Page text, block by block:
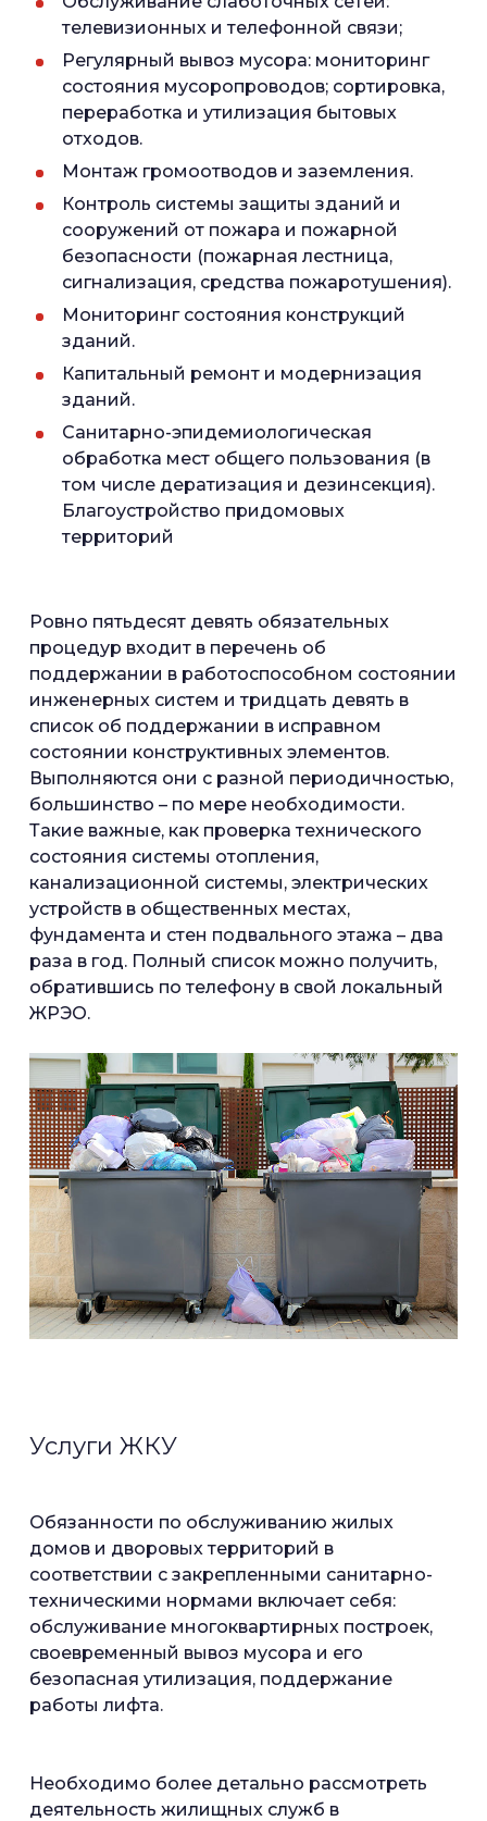
телевизионных и телефонной связи;
Регулярный вывоз мусора: мониторинг
состояния мусоропроводов; сортировка,
переработка и утилизация бытовых
отходов.
Монтаж громоотводов и заземления.
Контроль системы защиты зданий и
сооружений от пожара и пожарной
безопасности (пожарная лестница,
сигнализация, средства пожаротушения).
Мониторинг состояния конструкций
зданий.
Капитальный ремонт и модернизация
зданий.
Санитарно-эпидемиологическая
обработка мест общего пользования (в
том числе дератизация и дезинсекция).
Благоустройство придомовых
территорий
Ровно пятьдесят девять обязательных
процедур входит в перечень об
поддержании в работоспособном состоянии
инженерных систем и тридцать девять в
список об поддержании в исправном
состоянии конструктивных элементов.
Выполняются они с разной периодичностью,
большинство – по мере необходимости.
Такие важные, как проверка технического
состояния системы отопления,
канализационной системы, электрических
устройств в общественных местах,
фундамента и стен подвального этажа – два
раза в год. Полный список можно получить,
обратившись по телефону в свой локальный
ЖРЭО.
Услуги ЖКУ
Обязанности по обслуживанию жилых
домов и дворовых территорий в
соответствии с закрепленными санитарно-
техническими нормами включает себя:
обслуживание многоквартирных построек,
своевременный вывоз мусора и его
безопасная утилизация, поддержание
работы лифта.
Необходимо более детально рассмотреть
деятельность жилищных служб в